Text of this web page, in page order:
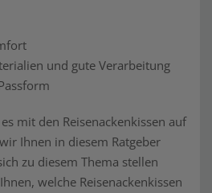
und gute Verarbeitung
mit den Reisenackenkissen auf
Ihnen in diesem Ratgeber
zu diesem Thema stellen
welche Reisenackenkissen